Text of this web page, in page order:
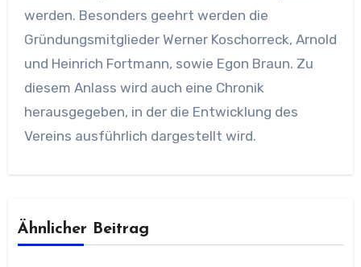
werden. Besonders geehrt werden die
Gründungsmitglieder Werner Koschorreck, Arnold
und Heinrich Fortmann, sowie Egon Braun. Zu
diesem Anlass wird auch eine Chronik
herausgegeben, in der die Entwicklung des
Vereins ausführlich dargestellt wird.
Ähnlicher Beitrag